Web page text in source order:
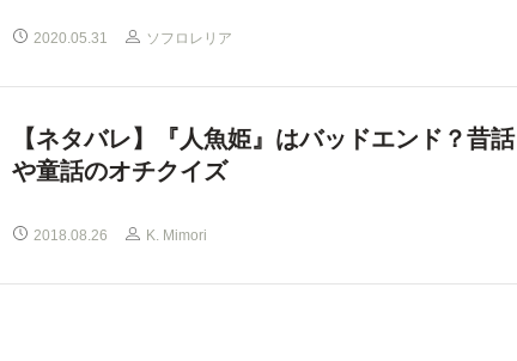
2020.05.31 ソフロレリア
【ネタバレ】『人魚姫』はバッドエンド？昔話
や童話のオチクイズ
2018.08.26 K. Mimori